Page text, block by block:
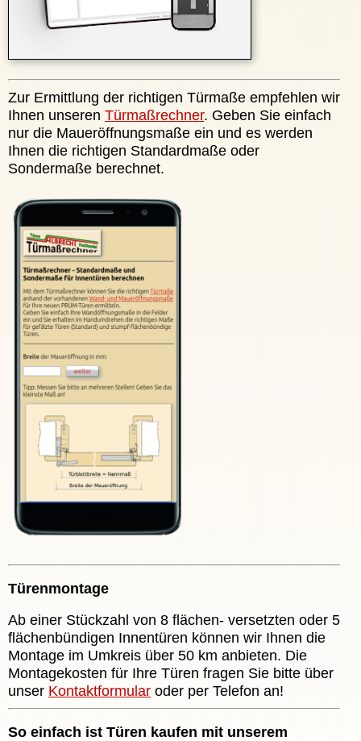
Zur Ermittlung der richtigen Türmaße empfehlen wir
Ihnen unseren Türmaßrechner. Geben Sie einfach
nur die Maueröffnungsmaße ein und es werden
Ihnen die richtigen Standardmaße oder
Sondermaße berechnet.
Türenmontage
Ab einer Stückzahl von 8 flächen- versetzten oder 5
flächenbündigen Innentüren können wir Ihnen die
Montage im Umkreis über 50 km anbieten. Die
Montagekosten für Ihre Türen fragen Sie bitte über
unser Kontaktformular oder per Telefon an!
So einfach ist Türen kaufen mit unserem